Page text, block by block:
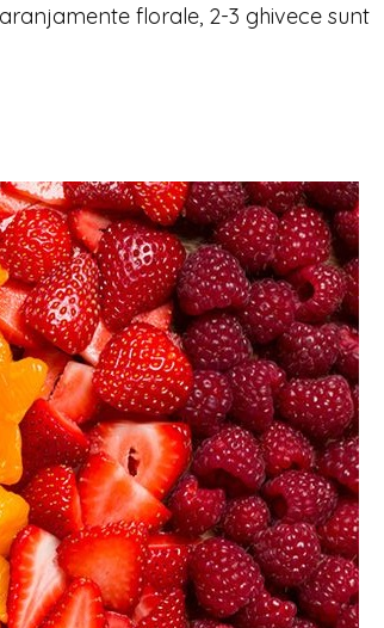
florale, 2-3 ghivece sunt